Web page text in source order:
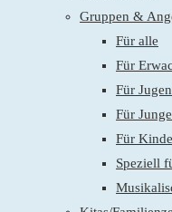
Gruppen &
Für alle
Für
Für
Für
Für
Speziell